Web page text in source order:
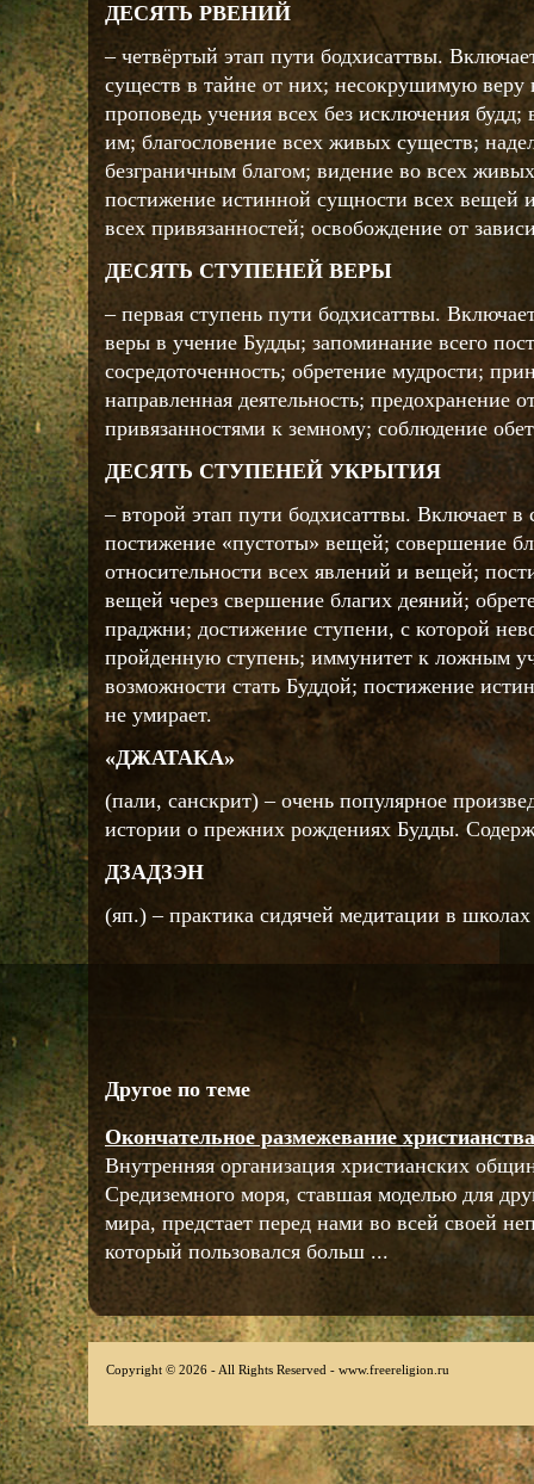
ДЕСЯТЬ РВЕНИЙ
– четвёртый этап пути бодхисаттвы.
существ в тайне от них; несокрушимую веру
проповедь учения всех без исключения
им; благословение всех живых существ;
безграничным благом; видение во всех
постижение истинной сущности всех вещей
всех привязанностей; освобождение от
ДЕСЯТЬ СТУПЕНЕЙ ВЕРЫ
– первая ступень пути бодхисаттвы.
веры в учение Будды; запоминание всего
сосредоточенность; обретение мудрости;
направленная деятельность; предохранение
привязанностями к земному; соблюдение
ДЕСЯТЬ СТУПЕНЕЙ УКРЫТИЯ
– второй этап пути бодхисаттвы. Включает в
постижение «пустоты» вещей; совершение
относительности всех явлений и вещей;
вещей через свершение благих деяний;
праджни; достижение ступени, с которой
пройденную ступень; иммунитет к ложным
возможности стать Буддой; постижение
не умирает.
«ДЖАТАКА»
(пали, санскрит) – очень популярное
истории о прежних рождениях Будды.
ДЗАДЗЭН
(яп.) – практика сидячей медитации в школах
Другое по теме
Окончательное размежевание
Внутренняя организация христианских
Средиземного моря, ставшая моделью для
мира, предстает перед нами во всей своей
который пользовался больш ...
Copyright © 2026 - All Rights Reserved - www.freereligion.ru